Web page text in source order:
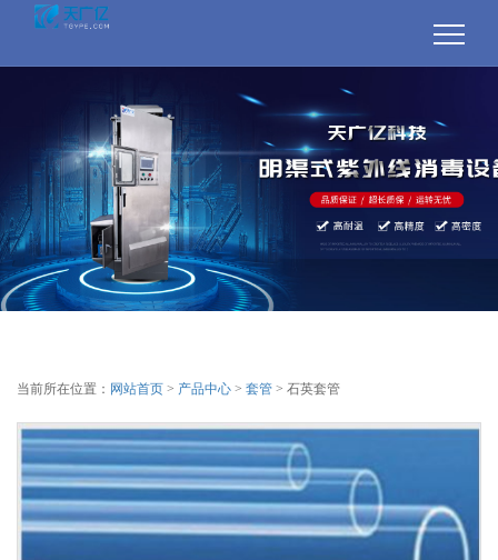
当前所在位置： 网站首页 > 产品中心 > 套管 > 石英套管